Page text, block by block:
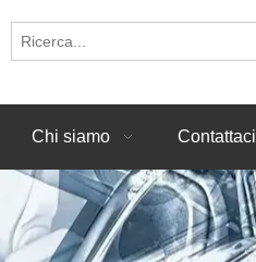
Chi siamo Contattaci